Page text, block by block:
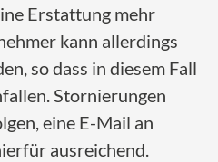
Erstattung mehr
kann allerdings
so dass in diesem Fall
Stornierungen
eine E-Mail an
ausreichend.